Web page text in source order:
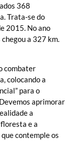
368
Trata-se do
2015. No ano
chegou a 327 km.
combater
colocando a
para o
aprimorar
a
e a
contemple os